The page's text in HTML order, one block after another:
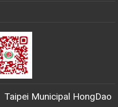
Taipei Municipal HongDao